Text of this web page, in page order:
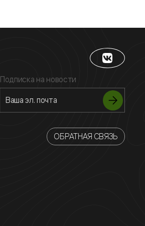
Подписка на новости
ОБРАТНАЯ СВЯЗЬ